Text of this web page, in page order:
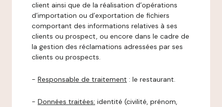
client ainsi que de la réalisation d’opérations
d’importation ou d’exportation de fichiers
comportant des informations relatives à ses
clients ou prospect, ou encore dans le cadre de
la gestion des réclamations adressées par ses
clients ou prospects.
- Responsable de traitement : le restaurant.
- Données traitées: identité (civilité, prénom,